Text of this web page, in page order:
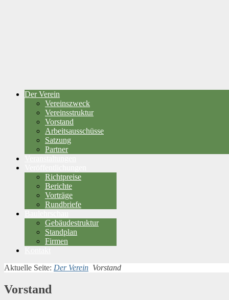
Der Verein
Vereinszweck
Vereinsstruktur
Vorstand
Arbeitsausschüsse
Satzung
Partner
Richtpreise
Berichte
Vorträge
Rundbriefe
Gebäudestruktur
Standplan
Firmen
Aktuelle Seite: Der Verein Vorstand
Vorstand